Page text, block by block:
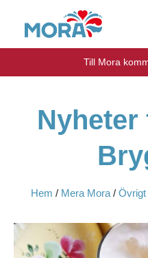
Till Mora
Nyheter
Hem / Mera Mora / Övrigt